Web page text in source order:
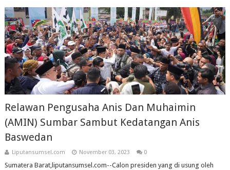
Relawan Pengusaha Anis Dan Muhaimin
(AMIN) Sumbar Sambut Kedatangan Anis
Baswedan
Liputansumsel.com November 03, 2023 0
Sumatera Barat,liputansumsel.com--Calon presiden yang di usung oleh